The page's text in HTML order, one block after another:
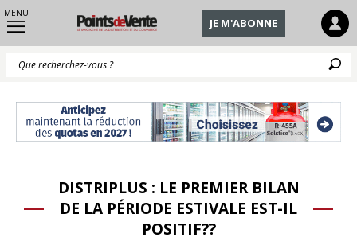
MENU
JE M'ABONNE
DISTRIPLUS : LE PREMIER BILAN
DE LA PÉRIODE ESTIVALE EST-IL
POSITIF??